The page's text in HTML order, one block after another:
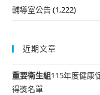
輔導室公告(1,222)
近期文章
重要衛生組115年度健康
得獎名單